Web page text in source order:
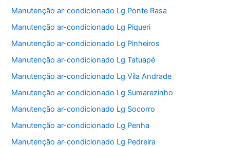
Manutenção ar-condicionado Lg Ponte Rasa
Manutenção ar-condicionado Lg Piqueri
Manutenção ar-condicionado Lg Pinheiros
Manutenção ar-condicionado Lg Tatuapé
Manutenção ar-condicionado Lg Vila Andrade
Manutenção ar-condicionado Lg Sumarezinho
Manutenção ar-condicionado Lg Socorro
Manutenção ar-condicionado Lg Penha
Manutenção ar-condicionado Lg Pedreira